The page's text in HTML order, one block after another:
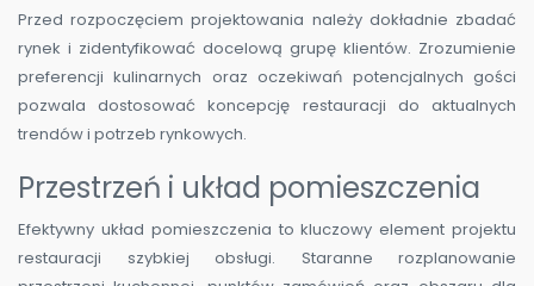
Przed rozpoczęciem projektowania należy dokładnie zbadać
rynek i zidentyfikować docelową grupę klientów. Zrozumienie
preferencji kulinarnych oraz oczekiwań potencjalnych gości
pozwala dostosować koncepcję restauracji do aktualnych
trendów i potrzeb rynkowych.
Przestrzeń i układ pomieszczenia
Efektywny układ pomieszczenia to kluczowy element projektu
restauracji szybkiej obsługi. Staranne rozplanowanie